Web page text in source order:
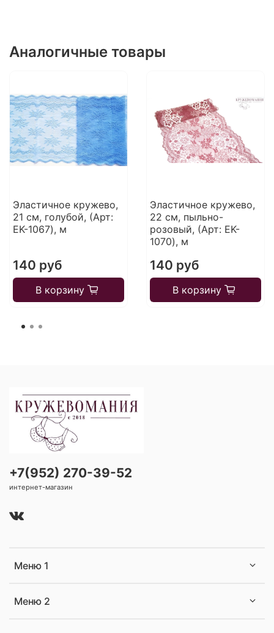
Аналогичные товары
Эластичное кружево,
21 см, голубой, (Арт:
EK-1067), м
140 руб
В корзину
Эластичное кружево,
22 см, пыльно-
розовый, (Арт: EK-
1070), м
140 руб
В корзину
Меню 1
Меню 2
+7(952) 270-39-52
интернет-магазин